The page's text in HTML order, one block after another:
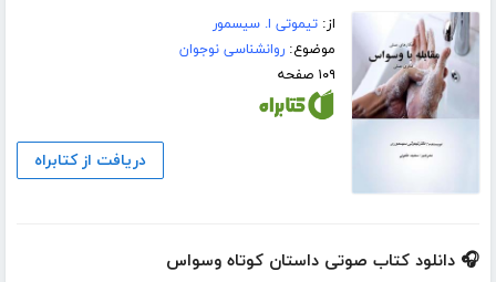
از:تیموتی ا. سیسمور
موضوع:روانشناسی نوجوان
۱۰۹ صفحه
دریافت از کتابراه
🎧 دانلود کتاب صوتی داستان کوتاه وسواس